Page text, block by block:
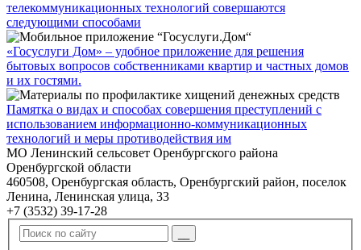
телекоммуникационных технологий совершаются
следующими способами
«Госуслуги Дом» – удобное приложение для решения
бытовых вопросов собственниками квартир и частных домов
и их гостями.
Памятка о видах и способах совершения преступлений с
использованием информационно-коммуникационных
технологий и меры противодействия им
МО Ленинский сельсовет Оренбургского района
Оренбургской области
460508, Оренбургская область, Оренбургский район, поселок
Ленина, Ленинская улица, 33
+7 (3532) 39-17-28